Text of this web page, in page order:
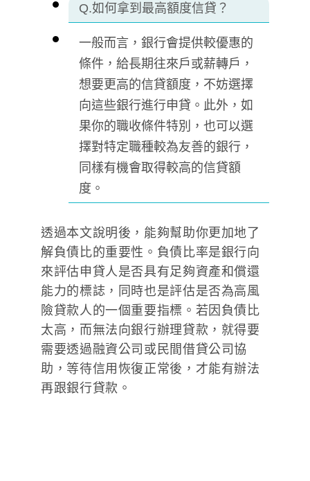
Q.如何拿到最高額度信貸？
一般而言，銀行會提供較優惠的
條件，給長期往來戶或薪轉戶，
想要更高的信貸額度，不妨選擇
向這些銀行進行申貸。此外，如
果你的職收條件特別，也可以選
擇對特定職種較為友善的銀行，
同樣有機會取得較高的信貸額
度。
透過本文說明後，能夠幫助你更加地了
解負債比的重要性。負債比率是銀行向
來評估申貸人是否具有足夠資產和償還
能力的標誌，同時也是評估是否為高風
險貸款人的一個重要指標。若因負債比
太高，而無法向銀行辦理貸款，就得要
需要透過融資公司或民間借貸公司協
助，等待信用恢復正常後，才能有辦法
再跟銀行貸款。